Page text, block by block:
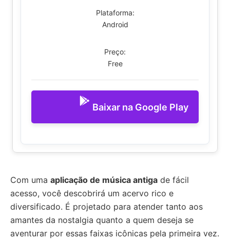
Plataforma:
Android
Preço:
Free
Baixar na Google Play
Com uma aplicação de música antiga de fácil
acesso, você descobrirá um acervo rico e
diversificado. É projetado para atender tanto aos
amantes da nostalgia quanto a quem deseja se
aventurar por essas faixas icônicas pela primeira vez.